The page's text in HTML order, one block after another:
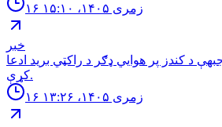
۱۶ زمری ۱۴۰۵، ۱۵:۱۰
خبر
د کندز پر هوايي ډګر د راکټي برید ادعا
کړې.
۱۶ زمری ۱۴۰۵، ۱۳:۲۶